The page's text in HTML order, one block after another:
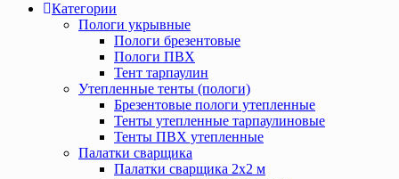
Категории
Пологи укрывные
Пологи брезентовые
Пологи ПВХ
Тент тарпаулин
Утепленные тенты (пологи)
Брезентовые пологи утепленные
Тенты утепленные тарпаулиновые
Тенты ПВХ утепленные
Палатки сварщика
Палатки сварщика 2х2 м